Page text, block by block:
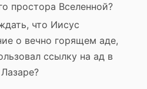
простора Вселенной?
что Иисус
о вечно горящем аде,
ссылку на ад в